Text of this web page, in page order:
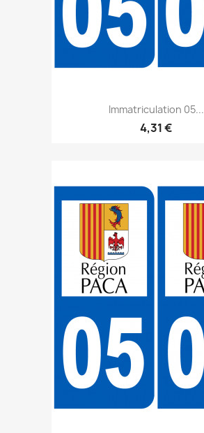
Immatriculation 05...
4,31 €